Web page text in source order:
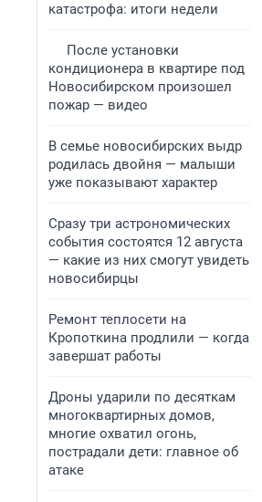
катастрофа: итоги недели
После установки
кондиционера в квартире под
Новосибирском произошел
пожар — видео
В семье новосибирских выдр
родилась двойня — малыши
уже показывают характер
Сразу три астрономических
события состоятся 12 августа
— какие из них смогут увидеть
новосибирцы
Ремонт теплосети на
Кропоткина продлили — когда
завершат работы
Дроны ударили по десяткам
многоквартирных домов,
многие охватил огонь,
пострадали дети: главное об
атаке